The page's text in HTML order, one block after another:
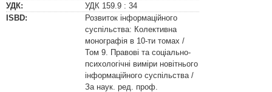
УДК:
УДК 159.9 : 34
ISBD:
Розвиток інформаційного
суспільства: Колективна
монографія в 10-ти томах /
Том 9. Правові та соціально-
психологічні виміри новітнього
інформаційного суспільства /
За наук. ред. проф.